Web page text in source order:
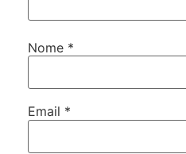
Nome *
Email *